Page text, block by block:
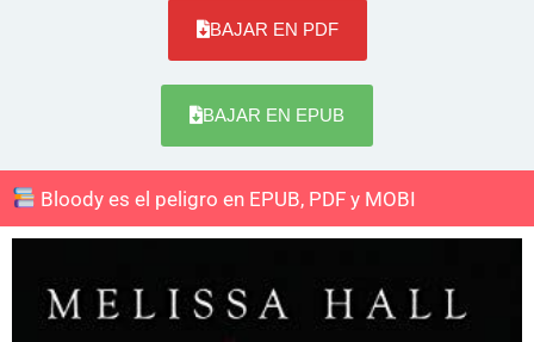
BAJAR EN PDF
BAJAR EN EPUB
Bloody es el peligro en EPUB, PDF y MOBI